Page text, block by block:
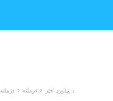
د بیپلورډ اختر درملنه درملنه